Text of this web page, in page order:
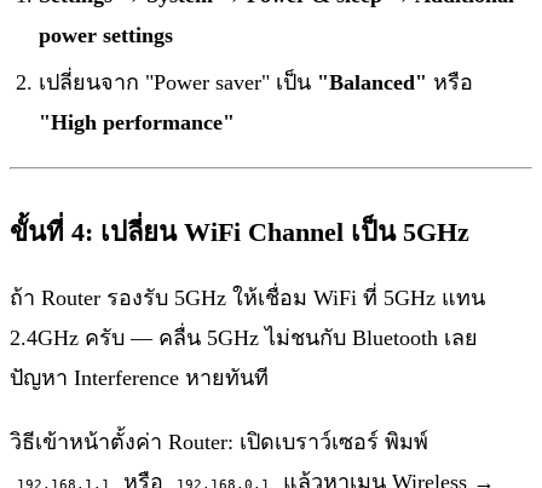
power settings
เปลี่ยนจาก "Power saver" เป็น "Balanced" หรือ
"High performance"
ขั้นที่ 4: เปลี่ยน WiFi Channel เป็น 5GHz
ถ้า Router รองรับ 5GHz ให้เชื่อม WiFi ที่ 5GHz แทน
2.4GHz ครับ — คลื่น 5GHz ไม่ชนกับ Bluetooth เลย
ปัญหา Interference หายทันที
วิธีเข้าหน้าตั้งค่า Router: เปิดเบราว์เซอร์ พิมพ์
192.168.1.1 หรือ 192.168.0.1 แล้วหาเมนู Wireless →